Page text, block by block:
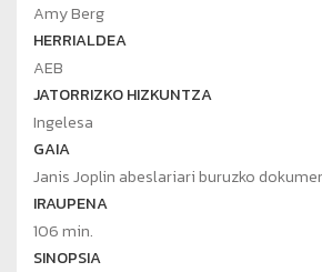
Amy Berg
HERRIALDEA
AEB
JATORRIZKO HIZKUNTZA
Ingelesa
GAIA
Janis Joplin abeslariari buruzko
IRAUPENA
106 min.
SINOPSIA